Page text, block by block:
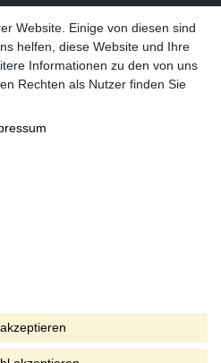
zzgl. Versandkosten
ins Ausland.
beziehen sich auf Verkäufe in
und Marktplätzen.
ausschließlich innerhalb des
Website. Einige von diesen sind
helfen, diese Website und Ihre
Informationen zu den von uns
Rechten als Nutzer finden Sie